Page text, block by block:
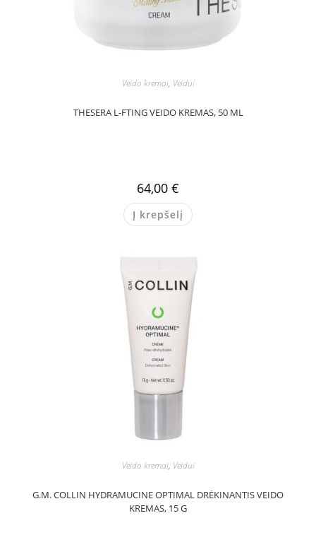
Veido kremai, Veidui
THESERA L-FTING VEIDO KREMAS, 50 ML
64,00 €
Į krepšelį
Veido kremai, Veidui
G.M. COLLIN HYDRAMUCINE OPTIMAL DRĖKINANTIS VEIDO
KREMAS, 15 G